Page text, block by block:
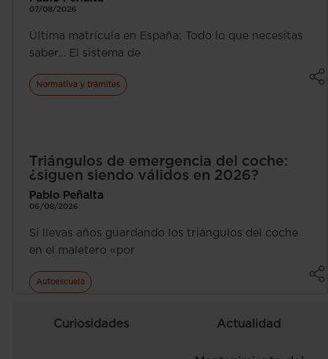
07/08/2026
Última matrícula en España: Todo lo que necesitas
saber… El sistema de
Normativa y trámites
Triángulos de emergencia del coche:
¿siguen siendo válidos en 2026?
Pablo Peñalta
06/08/2026
Si llevas años guardando los triángulos del coche
en el maletero «por
Autoescuela
Curiosidades Actualidad